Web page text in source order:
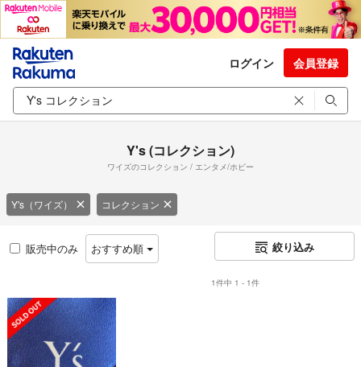
ログイン 会員登録
Y's (コレクション)
ワイズのコレクション / エンタメ/ホビー
Y's（ワイズ） コレクション
販売中のみ おすすめ順 絞り込み
1件中 1 - 1件